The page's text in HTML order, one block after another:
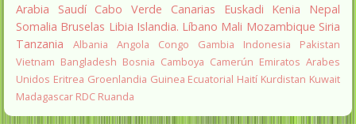
Arabia Saudí Cabo Verde Canarias Euskadi Kenia
Nepal
Somalia Bruselas Libia Islandia. Líbano Mali Mozambique Siria
Tanzania
Albania Angola Congo Gambia Indonesia
Pakistan
Vietnam Bangladesh Bosnia Camboya Camerún Emiratos Arabes
Unidos Eritrea Groenlandia Guinea Ecuatorial Haití Kurdistan Kuwait
Madagascar RDC Ruanda